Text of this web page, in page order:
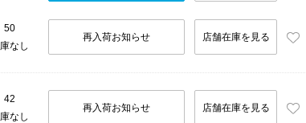
50
なし
再入荷お知らせ 店舗在庫を見る
42
なし
再入荷お知らせ 店舗在庫を見る